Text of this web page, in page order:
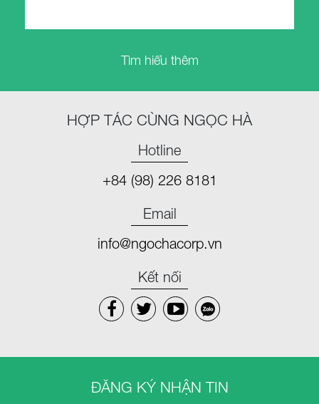
Tìm hiểu thêm
HỢP TÁC CÙNG NGỌC HÀ
Hotline
+84 (98) 226 8181
Email
info@ngochacorp.vn
Kết nối
ĐĂNG KÝ NHẬN TIN